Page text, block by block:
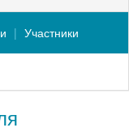
Участники